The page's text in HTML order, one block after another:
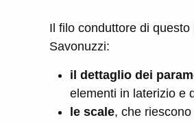
Il filo conduttore di
Savonuzzi:
il dettaglio dei
elementi in laterizio e
le scale, che